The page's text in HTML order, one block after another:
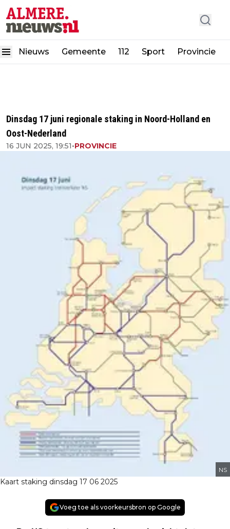
Nieuws Gemeente 112 Sport Provincie
Dinsdag 17 juni regionale staking in Noord-Holland en
Oost-Nederland
16 JUN 2025, 19:51•PROVINCIE
NS
Kaart staking dinsdag 17 06 2025
Voeg toe als voorkeursbron op Google